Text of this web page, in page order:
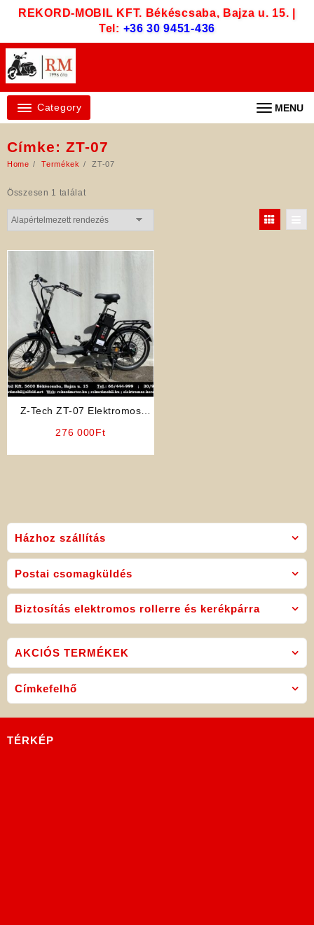
REKORD-MOBIL KFT. Békéscsaba, Bajza u. 15. |
Tel: +36 30 9451-436
Category MENU
Házhoz szállítás
Postai csomagküldés
Biztosítás elektromos rollerre és kerékpárra
Címke: ZT-07
Home Termékek ZT-07
Összesen 1 találat
Z-Tech ZT-07 Elektromos
276 000Ft
AKCIÓS TERMÉKEK
Címkefelhő
TÉRKÉP